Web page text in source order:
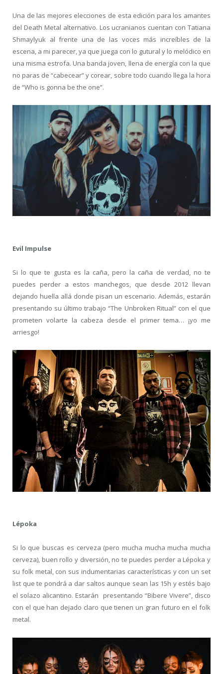
Una de las mejores elecciones de esta edición para los amantes
del Death Metal alternativo. Los ucranianos cuentan con Tatiana
Shmaylyuk al frente una de las voces más increíbles de la
escena, a mi parecer, ya que juega con lo gutural y lo melódico en
una misma estrofa. Una banda joven, llena de energía con la que
no paras de “cabecear” y corear, sobre todo cuando llega la hora
de “Who is gonna be the one”.
Evil Impulse
Si lo que te gusta es la caña, pero la caña de verdad, no te
puedes perder a estos manchegos, que desde 2012 llevan
dejando huella allá donde pisan un escenario. Además, estarán
presentando su último trabajo “The Unbroken Ritual” con el que
prometen volarte la cabeza desde el primer tema… ¡yo me
arriesgo!
Lépoka
Si lo que buscas es cerveza (pero mucha mucha mucha mucha
cerveza), buen rollo y diversión, no te puedes perder a Lépoka y
su folk metal, con sus indumentarias características y con un set
list que te pondrá a dar saltos aunque sean las 15h y estés bajo
el solazo alicantino. Estarán presentando “Bibere Vivere”, disco
con el que han dejado claro que tienen un gran futuro en el folk
metal.